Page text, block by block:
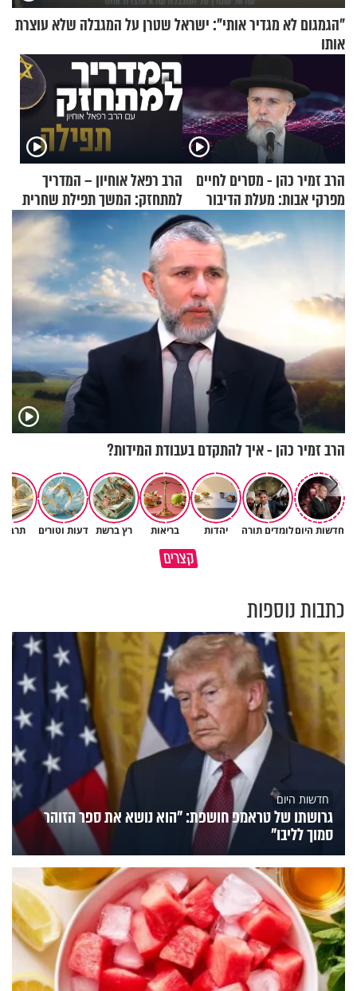
"הגמגום לא מגדיר אותי": ישראל שטרן על המגבלה שלא עוצרת
אותו
הרב זמיר כהן - מסרים לחיים
מפרקי אבות: מעלת הדיבור
הרב רפאל אוחיון – המדריך
למתחזק: המשך תפילת שחרית
מאשרי ועד עלינו
הרב זמיר כהן - איך להתקדם בעבודת המידות?
חדשות היוםלומדים תורה יהדות בריאות רץ ברשת דעות וטורים
קצרים
הבן שלך לא מרגיש כלום, אין לך
סגולה שתעזור לכם למתן את
כתבות נוספות
חדשות היום
גרושתו של טראמפ חושפת: "הוא נושא את ספר הזוהר
סמוך לליבו"